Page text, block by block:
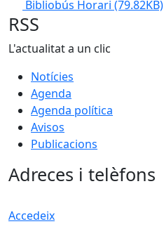
Bibliobús Horari (79.82KB)
RSS
L'actualitat a un clic
Notícies
Agenda
Agenda política
Avisos
Publicacions
Adreces i telèfons
Accedeix